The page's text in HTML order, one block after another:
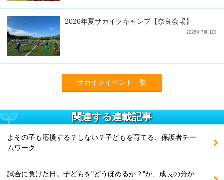
2026年夏サカイクキャンプ【奈良会場】
2026年7月 1日
サカイクイベント一覧
関連する連載記事
よその子も応援する？しない？子どもを育てる、保護者チー
ムワーク
試合に負けた日。子どもを"どうほめるか？"が、成長の分か